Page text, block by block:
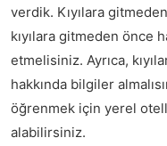
verdik. Kıyılara
kıyılara gitmeden önce
etmelisiniz. Ayrıca,
hakkında bilgiler
öğrenmek için yerel
alabilirsiniz.